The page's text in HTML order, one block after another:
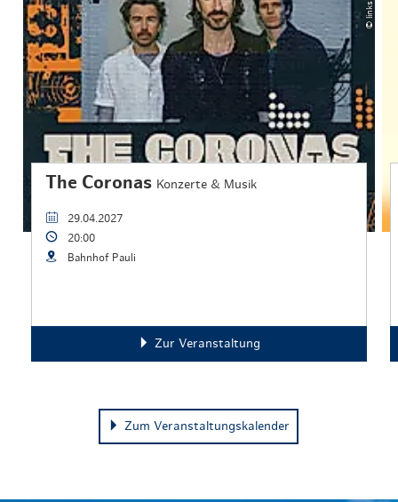
The Coronas Konzerte & Musik
29.04.2027
20:00
Bahnhof Pauli
Zur Veranstaltung
Zum Veranstaltungskalender